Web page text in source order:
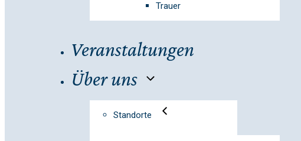
Trauer
Veranstaltungen
Über uns
Standorte